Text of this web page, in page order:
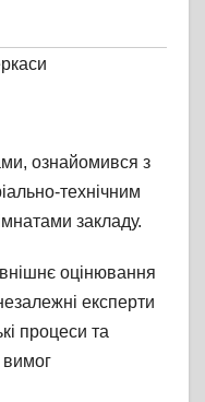
ознайомився з
технічним
закладу.
оцінювання
експерти
процеси та
вимог